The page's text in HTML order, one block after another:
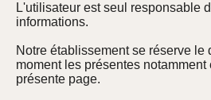
L'utilisateur est seul responsable
informations.
Notre établissement se réserve le
moment les présentes notamment
présente page.